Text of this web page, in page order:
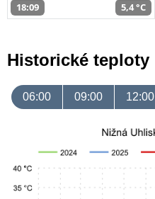
18:09 5,4 °C
Historické teploty
06:00 09:00 12:00